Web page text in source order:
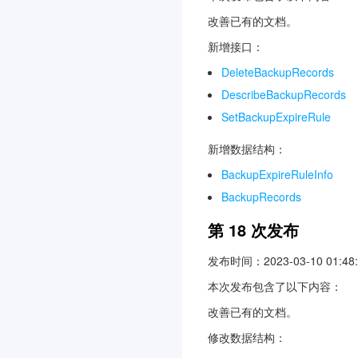
改善已有的文档。
新增接口：
DeleteBackupRecords
DescribeBackupRecords
SetBackupExpireRule
新增数据结构：
BackupExpireRuleInfo
BackupRecords
第 18 次发布
发布时间：2023-03-10
本次发布包含了以下内容：
改善已有的文档。
修改数据结构：